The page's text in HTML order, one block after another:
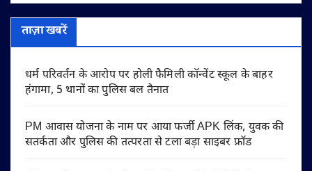
ताज़ा खबरें
धर्म परिवर्तन के आरोप पर होली फैमिली कॉन्वेंट स्कूल के बाहर
हंगामा, 5 थानों का पुलिस बल तैनात
PM आवास योजना के नाम पर आया फर्जी APK लिंक, युवक की
सतर्कता और पुलिस की तत्परता से टला बड़ा साइबर फ्रॉड